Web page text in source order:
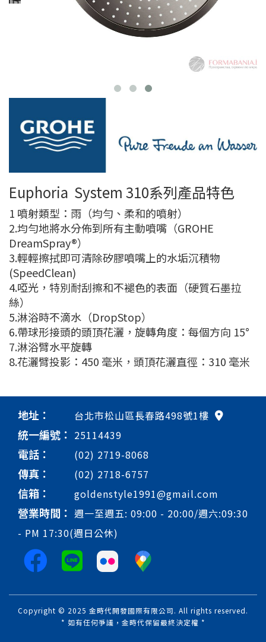
Euphoria System 310系列產品特色
1 噴射類型：雨（均勻、柔和的噴射）
2.均勻地將水分佈到所有主動噴嘴（GROHE
DreamSpray®）
3.輕輕擦拭即可清除矽膠噴嘴上的水垢沉積物
(SpeedClean)
4.啞光，特別耐刮擦和不褪色的表面（硬質石墨拉
絲）
5.淋浴時不滴水（DropStop）
6.帶球形接頭的頭頂花灑，旋轉角度：每個方向 15°
7.淋浴臂水平旋轉
8.花灑臂投影：450 毫米，頭頂花灑直徑：310 毫米
地址： 台北市松山區長春路498號1樓
統一編號： 25114439
電話： (02) 2719-8068
傳真： (02) 2718-6757
信箱： goldenstyle1991@gmail.com
營業時間： 週一至週五: 09:00 - 20:00/週六:09:30
- PM 17:30(週日公休)
Copyright © 2025 金時代開發國際有限公司. All rights reserved.
* 如有任何爭議，金時代保留最終決定權 *